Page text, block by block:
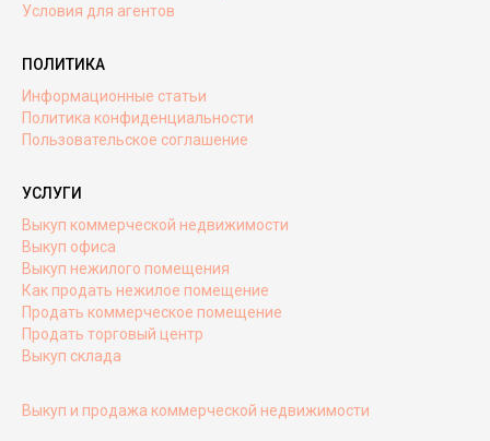
Условия для агентов
ПОЛИТИКА
Информационные статьи
Политика конфиденциальности
Пользовательское соглашение
УСЛУГИ
Выкуп коммерческой недвижимости
Выкуп офиса
Выкуп нежилого помещения
Как продать нежилое помещение
Продать коммерческое помещение
Продать торговый центр
Выкуп склада
Выкуп и продажа коммерческой недвижимости